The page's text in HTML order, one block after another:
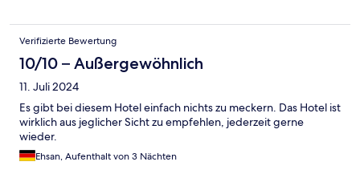
Verifizierte Bewertung
10/10 – Außergewöhnlich
11. Juli 2024
Es gibt bei diesem Hotel einfach nichts zu meckern. Das Hotel ist
wirklich aus jeglicher Sicht zu empfehlen, jederzeit gerne
wieder.
Ehsan, Aufenthalt von 3 Nächten